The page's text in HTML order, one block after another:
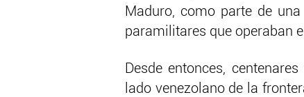
Maduro, como parte de
paramilitares que operaban
Desde entonces,
lado venezolano de la